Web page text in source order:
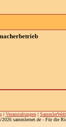
| Veranstaltungen| SammlerWelt
sammlernet.de - Für die